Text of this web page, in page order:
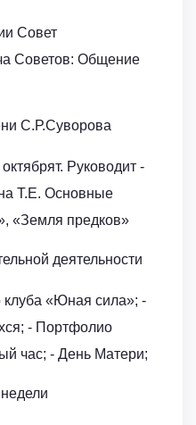
Совет
Советов: Общение
С.Р.Суворова
Руководит -
Т.Е. Основные
«Земля предков»
деятельности
клуба «Юная сила»; -
- Портфолио
час; - День Матери;